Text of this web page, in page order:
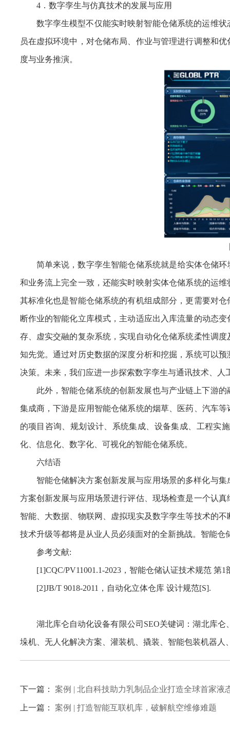
4．数字孪生与仿真技术的发展与应用
数字孪生模型不仅能实时映射智能仓储系统的运维
员在虚拟环境中，对仓储布局、作业与管理进行调整和
度与业务推演。
简单来说，数字孪生智能仓储系统就是给实体仓储
和业务流上完全一致，还能实时映射实体仓储系统的运
其标准化也是智能仓储系统的有机组成部分，更需要对
断作业的智能化立库模式，主动适应出入库流量的动态
存、虚实交融的复杂系统，实现自动化仓储系统柔性调
知先觉。通过对历史数据的深度分析和挖掘，系统可以
决策。未来，我们应进一步探索数字孪生与通讯技术、
此外，智能仓储系统的创新发展也与产业链上下游
集成商，下游是应用智能仓储系统的烟草、医药、汽车
的项目咨询、规划设计、系统集成、设备集成、工程实
化、信息化、数字化、可视化的智能仓储系统。
六结语
智能仓储解决方案创新发展与应用场景的多样化与
方案创新发展与应用场景进行评估、现场检查是一个认
智能、大数据、物联网、虚拟现实及数字孪生等技术的
技术升级等都将是从业人员必须面对的全新挑战。智能
参考文献:
[1]CQC/PV11001.1-2023，智能仓储认证技术规范 第1
[2]JB/T 9018-2011，自动化立体仓库 设计规范[S].
湖北库仑自动化设备有限公司SEO关键词：湖北库仑
垛机、无人化解决方案、灌装机、撬装、智能包装机器人
下一篇： 案例 | 北自科技助力乳制品企业打造全球首家液
上一篇： 案例 | 打造智能互联机库，破解航空维修难题